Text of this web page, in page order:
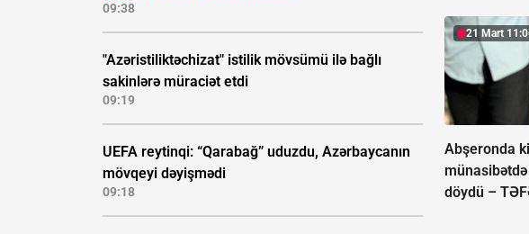
09:38
"Azəristiliktəchizat" istilik mövsümü ilə bağlı
sakinlərə müraciət etdi
09:19
UEFA reytinqi: “Qarabağ” uduzdu, Azərbaycanın
mövqeyi dəyişmədi
09:18
21 Mart
Abşeronda
münasibətdə
döydü –